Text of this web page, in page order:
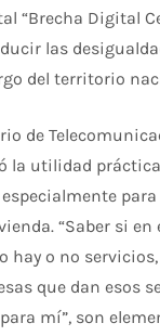
“Brecha Digital
las
del territorio
de
la utilidad
“Saber si en
hay o no
que dan esos
mí”, son